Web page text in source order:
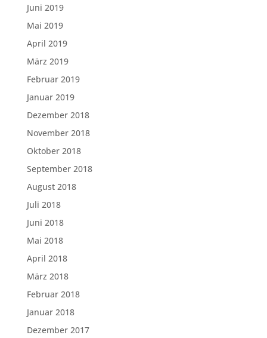
Juni 2019
Mai 2019
April 2019
März 2019
Februar 2019
Januar 2019
Dezember 2018
November 2018
Oktober 2018
September 2018
August 2018
Juli 2018
Juni 2018
Mai 2018
April 2018
März 2018
Februar 2018
Januar 2018
Dezember 2017